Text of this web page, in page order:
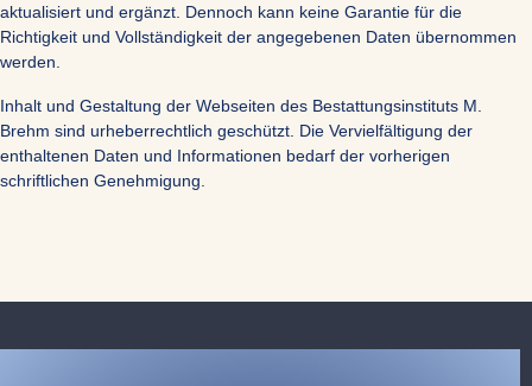
aktualisiert und ergänzt. Dennoch kann keine Garantie für die
Richtigkeit und Vollständigkeit der angegebenen Daten übernommen
werden.
Inhalt und Gestaltung der Webseiten des Bestattungsinstituts M.
Brehm sind urheberrechtlich geschützt. Die Vervielfältigung der
enthaltenen Daten und Informationen bedarf der vorherigen
schriftlichen Genehmigung.